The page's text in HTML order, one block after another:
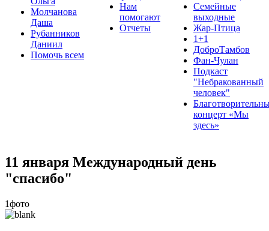
Молчанова
Даша
Рубанников
Даниил
Помочь всем
Нам
помогают
Отчеты
Семейные
выходные
Жар-Птица
1+1
ДоброТамбов
Фан-Чулан
Подкаст
"Небракованный
человек"
концерт «Мы
здесь»
11 января Международный день
"спасибо"
1фото